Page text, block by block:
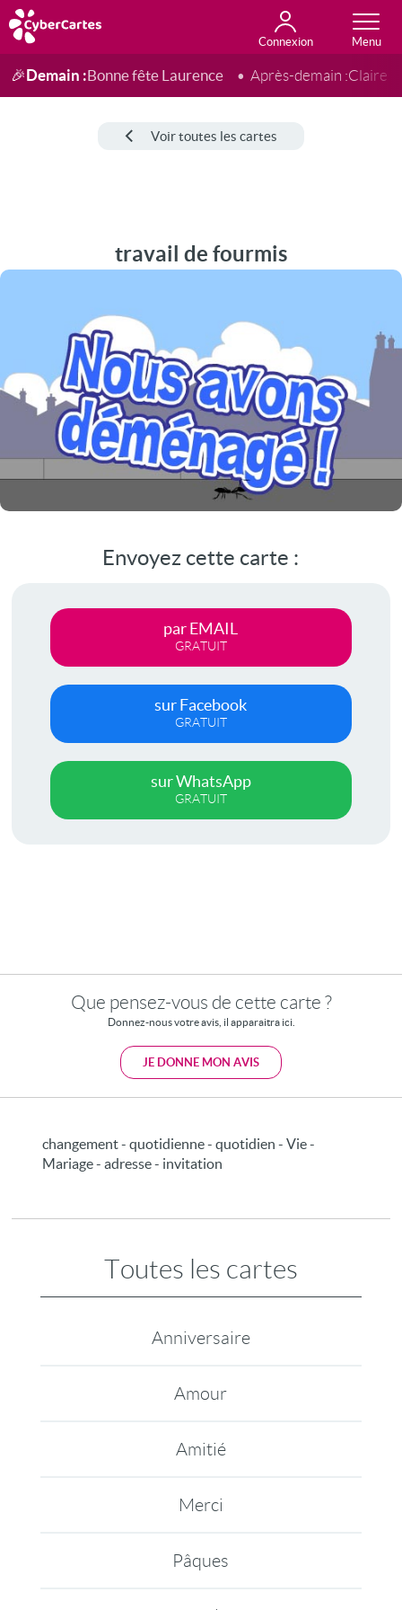
Connexion
Anniversaire
Fête du jour
Amour
Amitié
Merci
Toutes les cartes
🎉Demain :Bonne fête Laurence Après-demain :Claire
Voir toutes les cartes
travail de fourmis
Envoyez cette carte :
par EMAIL
GRATUIT
sur Facebook
GRATUIT
sur WhatsApp
GRATUIT
Que pensez-vous de cette carte ?
Donnez-nous votre avis, il apparaitra ici.
JE DONNE MON AVIS
changement - quotidienne - quotidien - Vie -
Mariage - adresse - invitation
Toutes les cartes
Anniversaire
Amour
Amitié
Merci
Pâques